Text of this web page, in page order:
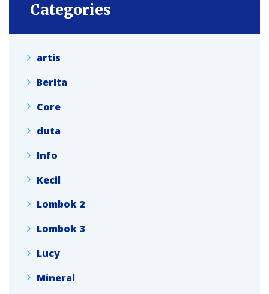
Categories
artis
Berita
Core
duta
Info
Kecil
Lombok 2
Lombok 3
Lucy
Mineral